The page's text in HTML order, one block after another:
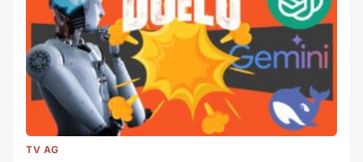
TV AG